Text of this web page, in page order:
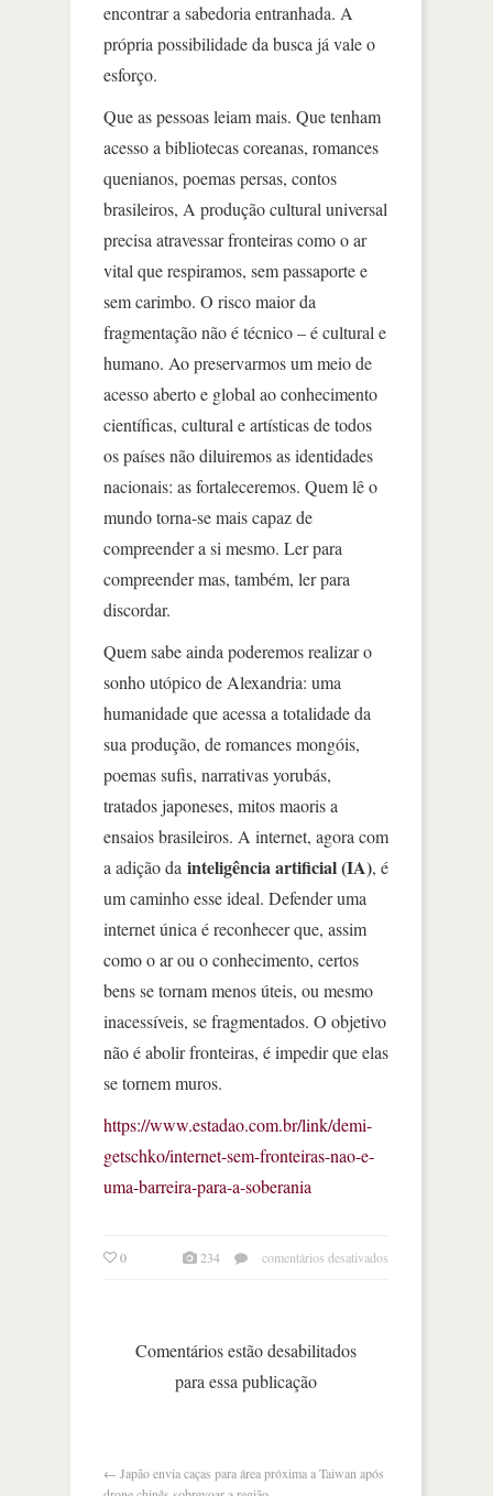
encontrar a sabedoria entranhada. A
própria possibilidade da busca já vale o
esforço.
Que as pessoas leiam mais. Que tenham
acesso a bibliotecas coreanas, romances
quenianos, poemas persas, contos
brasileiros, A produção cultural universal
precisa atravessar fronteiras como o ar
vital que respiramos, sem passaporte e
sem carimbo. O risco maior da
fragmentação não é técnico – é cultural e
humano. Ao preservarmos um meio de
acesso aberto e global ao conhecimento
científicas, cultural e artísticas de todos
os países não diluiremos as identidades
nacionais: as fortaleceremos. Quem lê o
mundo torna-se mais capaz de
compreender a si mesmo. Ler para
compreender mas, também, ler para
discordar.
Quem sabe ainda poderemos realizar o
sonho utópico de Alexandria: uma
humanidade que acessa a totalidade da
sua produção, de romances mongóis,
poemas sufis, narrativas yorubás,
tratados japoneses, mitos maoris a
ensaios brasileiros. A internet, agora com
a adição da inteligência artificial (IA), é
um caminho esse ideal. Defender uma
internet única é reconhecer que, assim
como o ar ou o conhecimento, certos
bens se tornam menos úteis, ou mesmo
inacessíveis, se fragmentados. O objetivo
não é abolir fronteiras, é impedir que elas
se tornem muros.
https://www.estadao.com.br/link/demi-
getschko/internet-sem-fronteiras-nao-e-
uma-barreira-para-a-soberania
0 234 comentários desativados
Comentários estão desabilitados
para essa publicação
← Japão envia caças para área próxima a Taiwan após